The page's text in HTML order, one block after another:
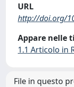
URL
http://doi.org/
Appare nelle
1.1 Articolo in
File in questo